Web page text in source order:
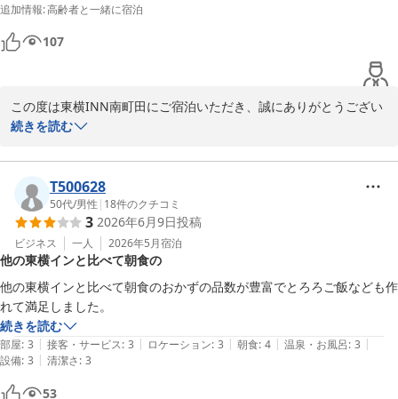
追加情報:高齢者と一緒に宿泊
107
この度は東横INN南町田にご宿泊いただき、誠にありがとうござい
ました。
げます。
頂きましたご意見を参考に今後、より多くのお客様にご満足いただ
けるよう、ホテル作りの改善に努めて参ります。
南町田近隣へ御用の際にはぜひまたご利用いただけますと幸いで
す。
またのご来館をスタッフ一同心よりお待ちしております。
東横ＩＮＮ南町田
2026-05-26
続きを読む
T500628
50代/男性 | 18件のクチコミ
3 2026年6月9日投稿
ビジネス 一人 2026年5月宿泊
他の東横インと比べて朝食の
他の東横インと比べて朝食のおかずの品数が豊富でとろろご飯なども作
れて満足しました。
続きを読む
部屋: 3 | 接客・サービス: 3 | ロケーション: 3 | 朝食: 4 | 温泉・お風呂: 3 |
設備: 3 | 清潔さ: 3
53